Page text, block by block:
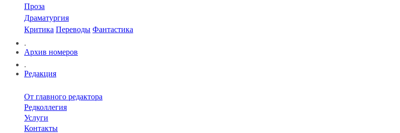
Проза
Драматургия
Критика Переводы Фантастика
.
Архив номеров
.
Редакция
От главного редактора
Редколлегия
Услуги
Контакты